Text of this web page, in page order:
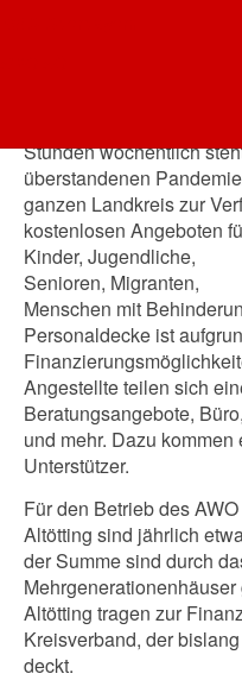
Stunden wöchentlich
überstandenen
ganzen Landkreis zur
kostenlosen Angeboten
Kinder, Jugendliche,
Senioren, Migranten,
Menschen mit
Personaldecke ist
Angestellte teilen sich
Beratungsangebote,
und mehr. Dazu
Unterstützer.
Für den Betrieb des
Altötting sind jährlich
der Summe sind durch
Altötting tragen zur
Kreisverband, der
deckt.